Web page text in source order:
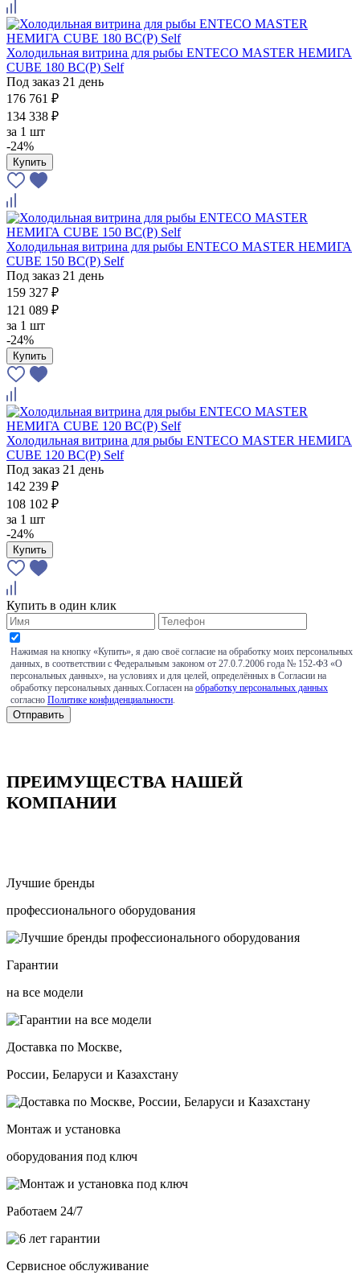
Холодильная витрина для рыбы ENTECO MASTER НЕМИГА
CUBE 180 ВС(Р) Self
Под заказ 21 день
176 761 ₽
134 338 ₽
за 1 шт
-24%
Купить
Холодильная витрина для рыбы ENTECO MASTER НЕМИГА
CUBE 150 ВС(Р) Self
Под заказ 21 день
159 327 ₽
121 089 ₽
за 1 шт
-24%
Купить
Холодильная витрина для рыбы ENTECO MASTER НЕМИГА
CUBE 120 ВС(Р) Self
Под заказ 21 день
142 239 ₽
108 102 ₽
за 1 шт
-24%
Купить
Купить в один клик
Нажимая на кнопку «Купить», я даю своё согласие на обработку моих персональных
данных, в соответствии с Федеральным законом от 27.0.7.2006 года № 152-ФЗ «О
персональных данных», на условиях и для целей, определённых в Согласии на
обработку персональных данных.Согласен на обработку персональных данных
согласно Политике конфиденциальности
ПРЕИМУЩЕСТВА НАШЕЙ
КОМПАНИИ
Лучшие бренды
профессионального оборудования
Гарантии
на все модели
Доставка по Москве,
России, Беларуси и Казахстану
Монтаж и установка
оборудования под ключ
Работаем 24/7
Сервисное обслуживание